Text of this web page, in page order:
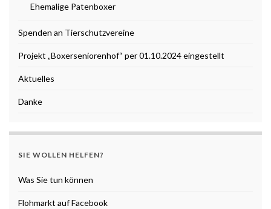
Ehemalige Patenboxer
Spenden an Tierschutzvereine
Projekt „Boxerseniorenhof“ per 01.10.2024 eingestellt
Aktuelles
Danke
SIE WOLLEN HELFEN?
Was Sie tun können
Flohmarkt auf Facebook